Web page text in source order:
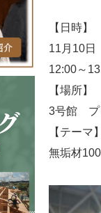
【日時】
11月10日
12:00～
【場所】
3号館 プ
【テーマ】
無垢材